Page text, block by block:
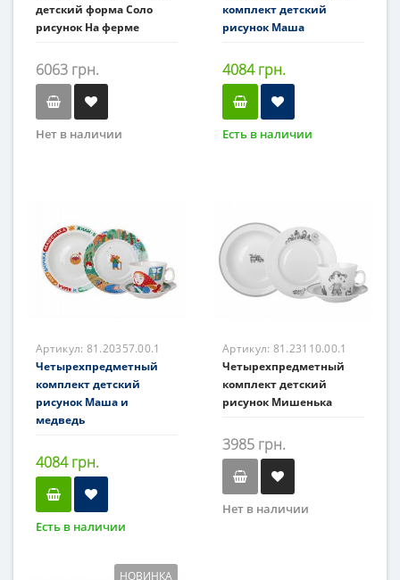
детский форма Соло
рисунок На ферме
6063 грн.
Нет в наличии
комплект детский
рисунок Маша
4084 грн.
Есть в наличии
Артикул: 81.20357.00.1
Четырехпредметный
комплект детский
рисунок Маша и
медведь
4084 грн.
Есть в наличии
Артикул: 81.23110.00.1
Четырехпредметный
комплект детский
рисунок Мишенька
3985 грн.
Нет в наличии
НОВИНКА